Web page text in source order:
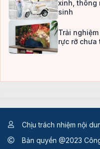
xinh, thông
sinh
Trải
rực rỡ chưa
Chịu trách nhiệm nội
Bản quyền @2023